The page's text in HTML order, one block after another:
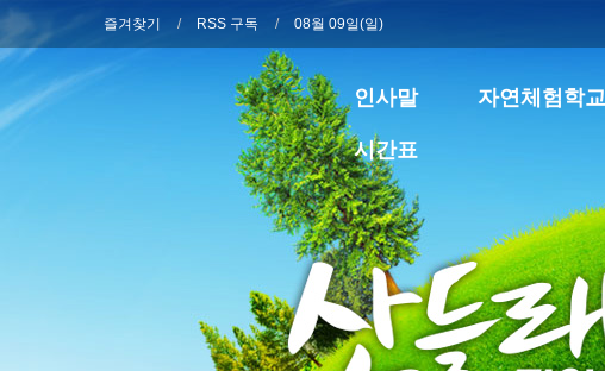
즐겨찾기 RSS 구독 08월 09일(일)
인사말 자연체험학교
시간표